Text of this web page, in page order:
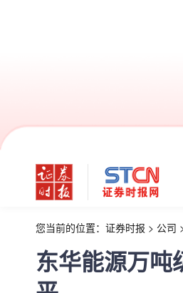
您当前的位置： 证券时报 > 公司
东华能源万吨